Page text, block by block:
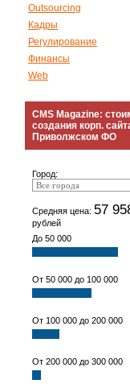
Outsourcing
Кадры
Регулирование
Финансы
Web
CMS Magazine:
создания корп.
Приволжском ФО
Город:
Средняя цена: 57
рублей
До 50 000
От 50 000 до 100 000
От 100 000 до 200 000
От 200 000 до 300 000